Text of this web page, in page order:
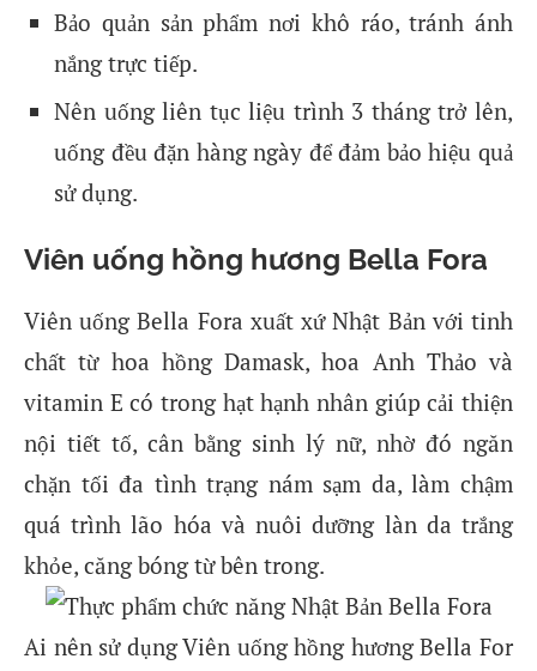
Bảo quản sản phẩm nơi khô ráo, tránh ánh
nắng trực tiếp.
Nên uống liên tục liệu trình 3 tháng trở lên,
uống đều đặn hàng ngày để đảm bảo hiệu quả
sử dụng.
Viên uống hồng hương Bella Fora
Viên uống Bella Fora xuất xứ Nhật Bản với tinh
chất từ hoa hồng Damask, hoa Anh Thảo và
vitamin E có trong hạt hạnh nhân giúp cải thiện
nội tiết tố, cân bằng sinh lý nữ, nhờ đó ngăn
chặn tối đa tình trạng nám sạm da, làm chậm
quá trình lão hóa và nuôi dưỡng làn da trắng
khỏe, căng bóng từ bên trong.
Ai nên sử dụng Viên uống hồng hương Bella For